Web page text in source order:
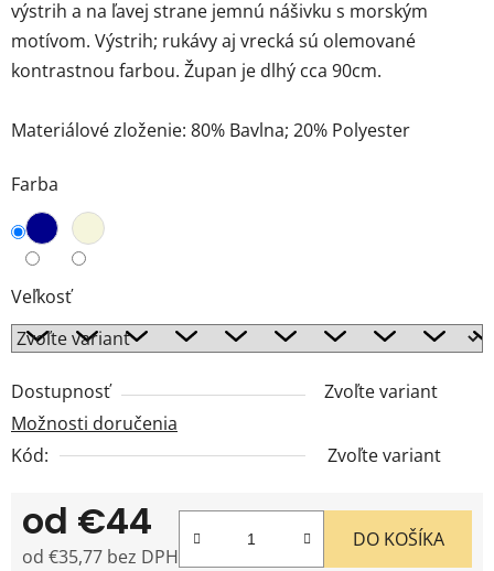
výstrih a na ľavej strane jemnú nášivku s morským
motívom. Výstrih; rukávy aj vrecká sú olemované
kontrastnou farbou. Župan je dlhý cca 90cm.
Materiálové zloženie: 80% Bavlna; 20% Polyester
Farba
Veľkosť
Dostupnosť
Zvoľte variant
Možnosti doručenia
Kód:
Zvoľte variant
od €44
od €35,77 bez DPH
DO KOŠÍKA